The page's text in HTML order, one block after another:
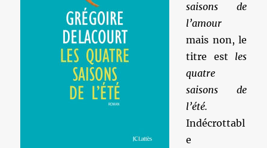
saisons de
l’amour
mais non, le
titre est les
quatre
saisons de
l’été.
Indécrottabl
e